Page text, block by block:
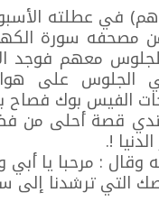
في عطلته
مصحفه سورة
معهم فوجد
الجلوس على
الفيس بوك فصاح
قصة أحلى من
!.
وقال : مرحبا يا
ترشدنا إلى